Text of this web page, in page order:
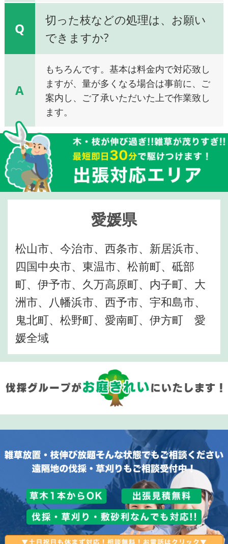
Q
切った枝などの処理は、お願い
できますか?
A
もちろんです。基本は料金内で対応致し
ますが、量が多くなる場合は事前に、ご
案内し、ご了承いただいた上で作業致し
ます。
愛媛県
松山市、今治市、西条市、新居浜市、
四国中央市、東温市、松前町、砥部
町、伊予市、久万高原町、内子町、大
洲市、八幡浜市、西予市、宇和島市、
鬼北町、松野町、愛南町、伊方町 愛
媛全域